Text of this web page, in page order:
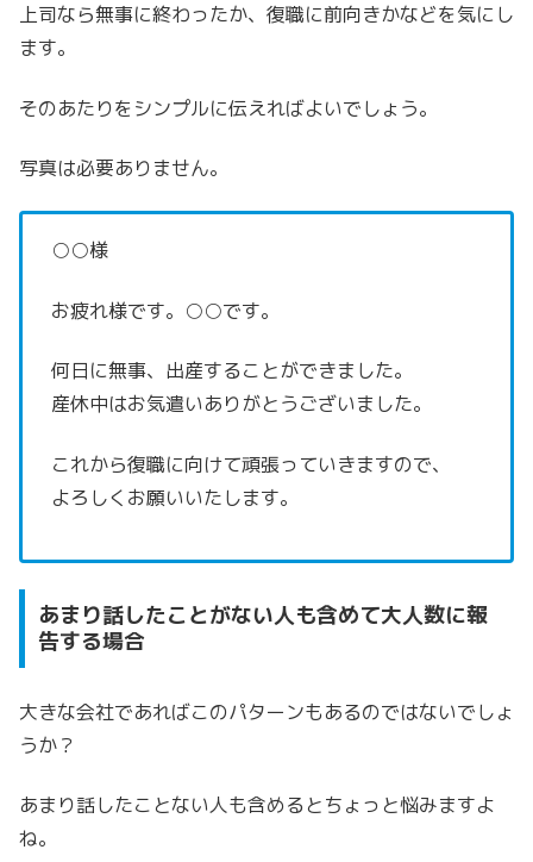
上司なら無事に終わったか、復職に前向きかなどを気にし
ます。
そのあたりをシンプルに伝えればよいでしょう。
写真は必要ありません。
○○様
お疲れ様です。○○です。
何日に無事、出産することができました。
産休中はお気遣いありがとうございました。
これから復職に向けて頑張っていきますので、
よろしくお願いいたします。
あまり話したことがない人も含めて大人数に報
告する場合
大きな会社であればこのパターンもあるのではないでしょ
うか？
あまり話したことない人も含めるとちょっと悩みますよ
ね。